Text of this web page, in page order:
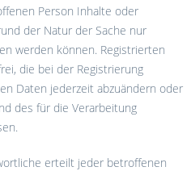
Person Inhalte oder
der Natur der Sache nur
werden können. Registrierten
die bei der Registrierung
Daten jederzeit abzuändern oder
des für die Verarbeitung
erteilt jeder betroffenen